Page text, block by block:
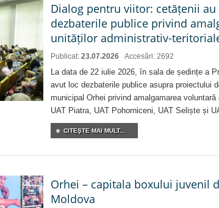
Dialog pentru viitor: cetățenii
dezbaterile publice privind
unităților administrativ-
Publicat: 23.07.2026 Accesări: 2692
La data de 22 iulie 2026, în sala de ședințe a
avut loc dezbaterile publice asupra proiectului
municipal Orhei privind amalgamarea voluntară
UAT Piatra, UAT Pohorniceni, UAT Seliște și
CITEŞTE MAI MULT...
Orhei – capitala boxului juvenil
Moldova